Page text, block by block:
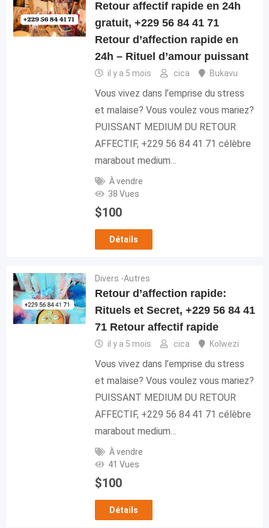
Retour affectif rapide en 24h
gratuit, +229 56 84 41 71
Retour d’affection rapide en
24h – Rituel d’amour puissant
il y a 5 mois cica Bukavu
Vous vivez dans l’emprise du stress
et malaise? Vous voulez vous mariez?
PUISSANT MEDIUM DU RETOUR
AFFECTIF, +229 56 84 41 71 célèbre
marabout medium…
À vendre
38 Vues
$100
Détails
Divers -Autres
Retour d’affection rapide:
Rituels et Secret, +229 56 84 41
71 Retour affectif rapide
il y a 5 mois cica Kolwezi
Vous vivez dans l’emprise du stress
et malaise? Vous voulez vous mariez?
PUISSANT MEDIUM DU RETOUR
AFFECTIF, +229 56 84 41 71 célèbre
marabout medium…
À vendre
41 Vues
$100
Détails